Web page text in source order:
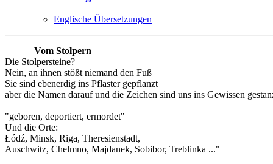
Englische Übersetzungen
Vom Stolpern
Die Stolpersteine?
Nein, an ihnen stößt niemand den Fuß
Sie sind ebenerdig ins Pflaster gepflanzt
aber die Namen darauf und die Zeichen sind uns ins Gewissen
"geboren, deportiert, ermordet"
Und die Orte:
Łódź, Minsk, Riga, Theresienstadt,
Auschwitz, Chelmno, Majdanek, Sobibor, Treblinka ..."